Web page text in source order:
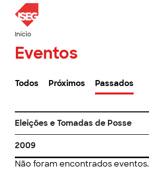
Início
Eventos
Todos Próximos Passados
Eleições e Tomadas de Posse
2009
Não foram encontrados eventos.